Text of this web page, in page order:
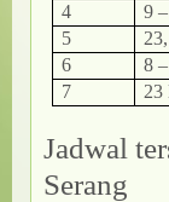
4
9
5
6
8
7
23
Jadwal
Serang